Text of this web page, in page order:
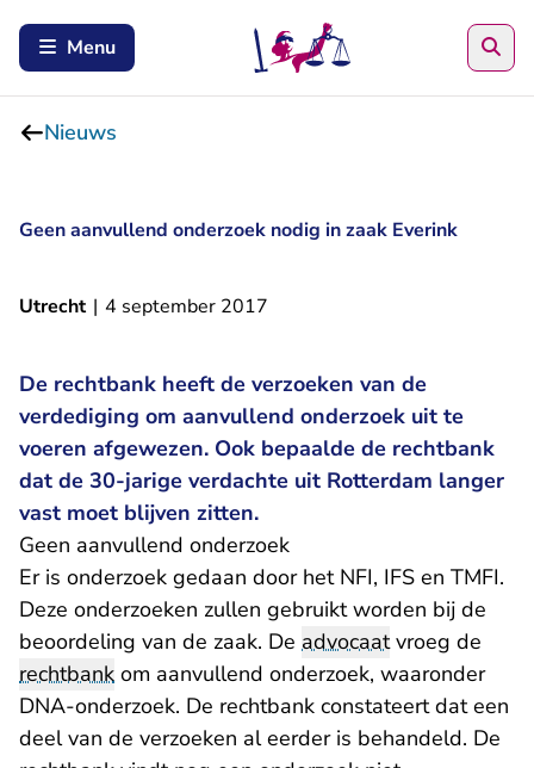
Menu
Nieuws
Geen aanvullend onderzoek nodig in zaak Everink
Utrecht | 4 september 2017
De rechtbank heeft de verzoeken van de
verdediging om aanvullend onderzoek uit te
voeren afgewezen. Ook bepaalde de rechtbank
dat de 30-jarige verdachte uit Rotterdam langer
vast moet blijven zitten.
Geen aanvullend onderzoek
Er is onderzoek gedaan door het NFI, IFS en TMFI.
Deze onderzoeken zullen gebruikt worden bij de
beoordeling van de zaak. De advocaatvroeg de
rechtbank om aanvullend onderzoek, waaronder
DNA-onderzoek. De rechtbank constateert dat een
deel van de verzoeken al eerder is behandeld. De